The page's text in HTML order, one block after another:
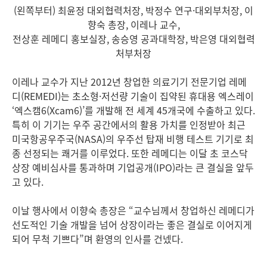
(왼쪽부터) 최윤정 대외협력처장, 박정수 연구·대외부처장, 이
향숙 총장, 이레나 교수,
전상훈 레메디 홍보실장, 송승영 공과대학장, 박은영 대외협력
처부처장
이레나 교수가 지난 2012년 창업한 의료기기 전문기업 레메
디(REMEDI)는 초소형·저선량 기술이 집약된 휴대용 엑스레이
‘엑스캠6(Xcam6)’를 개발해 전 세계 45개국에 수출하고 있다.
특히 이 기기는 우주 공간에서의 활용 가치를 인정받아 최근
미국항공우주국(NASA)의 우주선 탑재 비행 테스트 기기로 최
종 선정되는 쾌거를 이루었다. 또한 레메디는 이달 초 코스닥
상장 예비심사를 통과하며 기업공개(IPO)라는 큰 결실을 앞두
고 있다.
이날 행사에서 이향숙 총장은 “교수님께서 창업하신 레메디가
선도적인 기술 개발을 넘어 상장이라는 좋은 결실로 이어지게
되어 무척 기쁘다”며 환영의 인사를 건넸다.